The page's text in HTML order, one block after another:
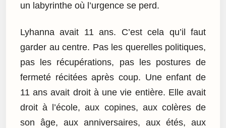
un labyrinthe où l’urgence se perd.
Lyhanna avait 11 ans. C’est cela qu’il faut
garder au centre. Pas les querelles politiques,
pas les récupérations, pas les postures de
fermeté récitées après coup. Une enfant de
11 ans avait droit à une vie entière. Elle avait
droit à l’école, aux copines, aux colères de
son âge, aux anniversaires, aux étés, aux